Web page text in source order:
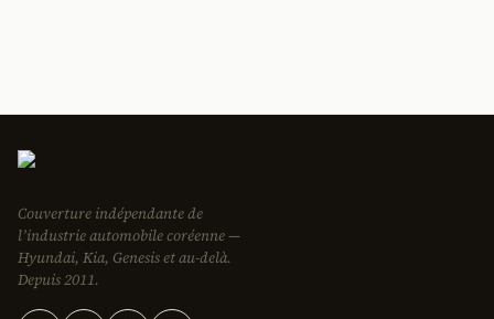
Couverture indépendante de
l’industrie automobile coréenne —
Hyundai, Kia, Genesis et au-delà.
Depuis 2011.